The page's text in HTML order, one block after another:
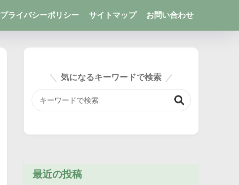
プライバシーポリシー サイトマップ お問い合わせ
気になるキーワードで検索
最近の投稿